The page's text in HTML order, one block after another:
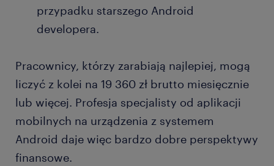
przypadku starszego Android
developera.
Pracownicy, którzy zarabiają najlepiej, mogą
liczyć z kolei na 19 360 zł brutto miesięcznie
lub więcej. Profesja specjalisty od aplikacji
mobilnych na urządzenia z systemem
Android daje więc bardzo dobre perspektywy
finansowe.